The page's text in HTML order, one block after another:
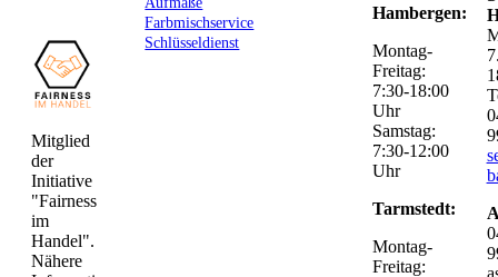
Mitglied
der
Initiative
"Fairness
im
Handel".
Nähere
Farbmischservice
Schlüsseldienst
Hambergen:
Montag-
Freitag:
7:30-18:00
Uhr
Samstag:
7:30-12:00
Uhr
Tarmstedt:
Montag-
Freitag: